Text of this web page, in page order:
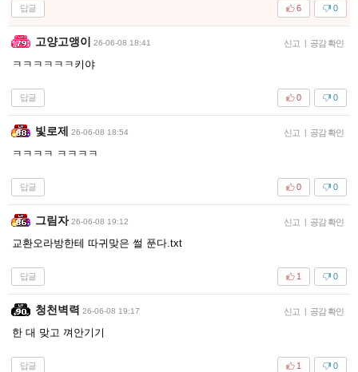
답글 0
6
고양고앵이 26-06-08 18:41 신고 | 공감 확인
ㅋㅋㅋㅋㅋㅋ키야
답글 0
0
빛로제 26-06-08 18:54 신고 | 공감 확인
ㅋㅋㅋㅋ ㅋㅋㅋㅋ
답글 0
0
그림자 26-06-08 19:12 신고 | 공감 확인
교환오라방한테 따귀맞은 썰 푼다.txt
답글 0
1
청천벽력 26-06-08 19:17 신고 | 공감 확인
한 대 맞고 껴안기기
답글 0
1